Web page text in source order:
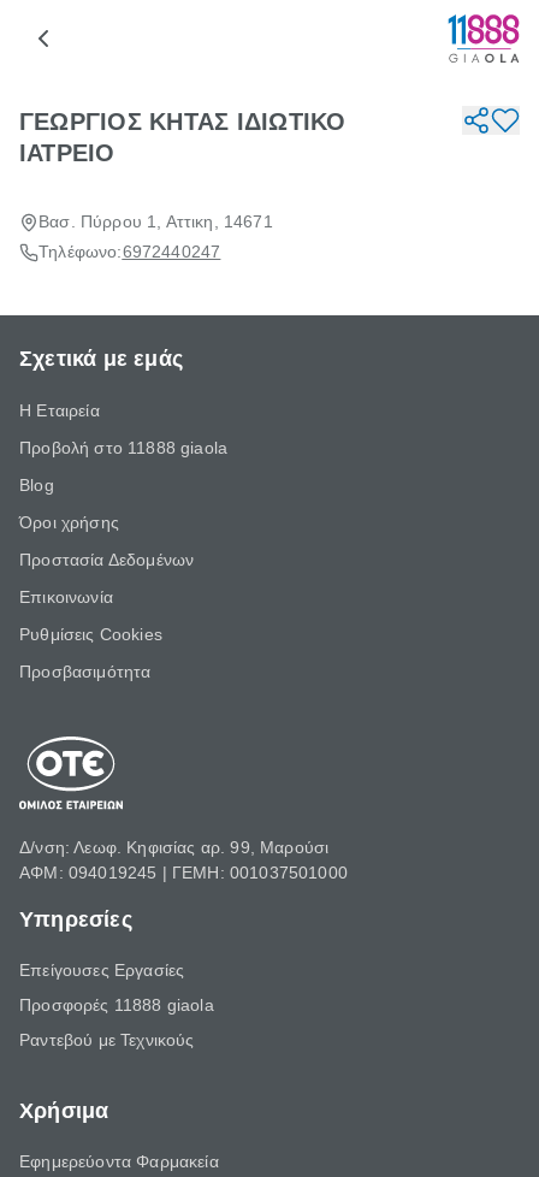
ΓΕΩΡΓΙΟΣ ΚΗΤΑΣ ΙΔΙΩΤΙΚΟ
ΙΑΤΡΕΙΟ
Βασ. Πύρρου 1, Αττικη, 14671
Τηλέφωνο:6972440247
Σχετικά με εμάς
Η Εταιρεία
Προβολή στο 11888 giaola
Blog
Όροι χρήσης
Προστασία Δεδομένων
Επικοινωνία
Ρυθμίσεις Cookies
Προσβασιμότητα
Δ/νση: Λεωφ. Κηφισίας αρ. 99, Μαρούσι
ΑΦΜ: 094019245 | ΓΕΜΗ: 001037501000
Υπηρεσίες
Επείγουσες Εργασίες
Προσφορές 11888 giaola
Ραντεβού με Τεχνικούς
Χρήσιμα
Εφημερεύοντα Φαρμακεία